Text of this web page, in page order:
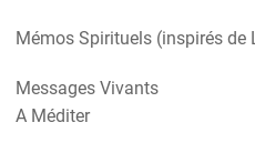
Mémos Spirituels (inspirés de
Messages Vivants
A Méditer